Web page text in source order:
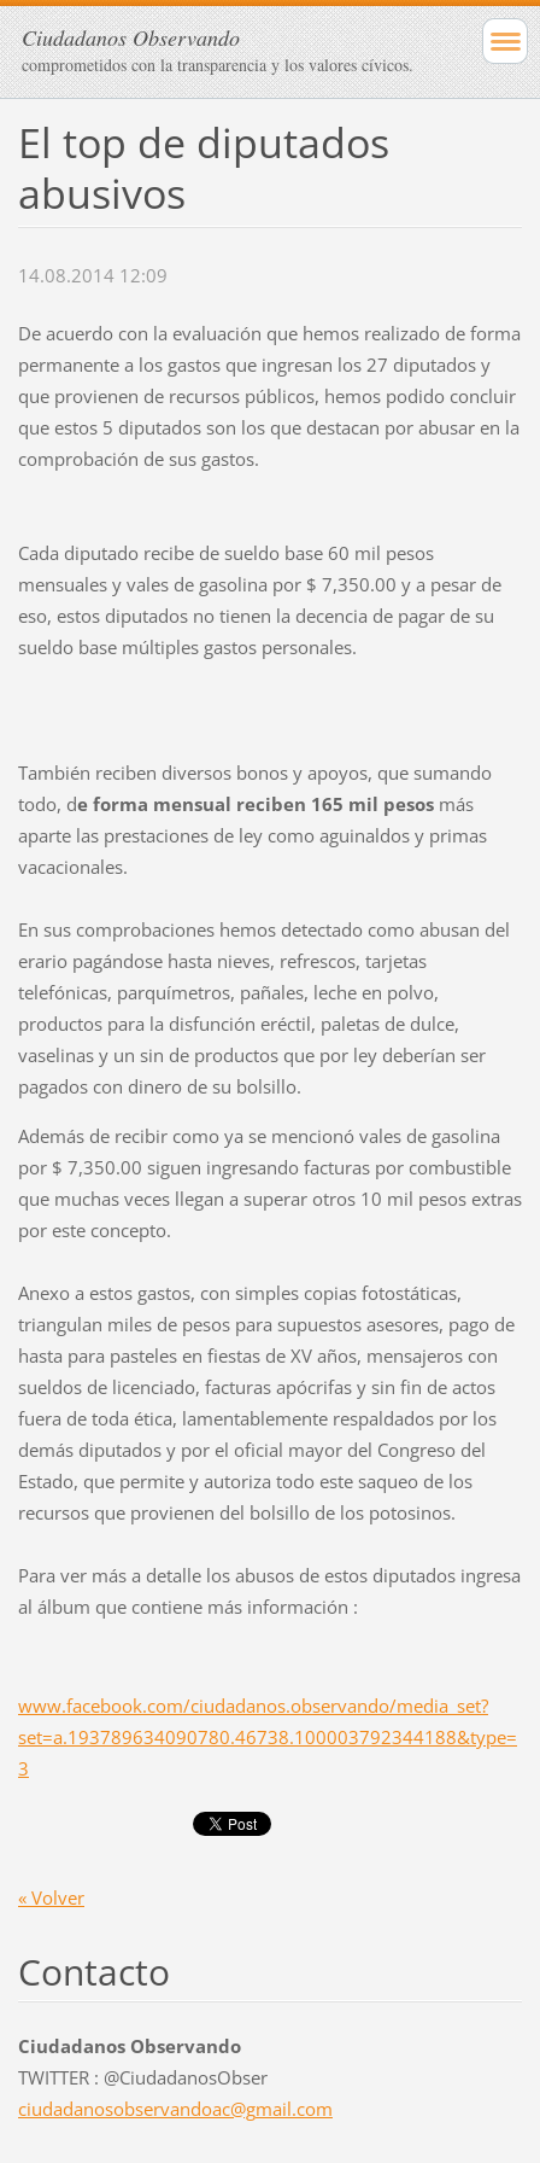
Ciudadanos Observando
comprometidos con la transparencia y los valores cívicos.
El top de diputados
abusivos
14.08.2014 12:09
De acuerdo con la evaluación que hemos realizado de forma
permanente a los gastos que ingresan los 27 diputados y
que provienen de recursos públicos, hemos podido concluir
que estos 5 diputados son los que destacan por abusar en la
comprobación de sus gastos.
Cada diputado recibe de sueldo base 60 mil pesos
mensuales y vales de gasolina por $ 7,350.00 y a pesar de
eso, estos diputados no tienen la decencia de pagar de su
sueldo base múltiples gastos personales.
También reciben diversos bonos y apoyos, que sumando
todo, de forma mensual reciben 165 mil pesosmás
aparte las prestaciones de ley como aguinaldos y primas
vacacionales.
En sus comprobaciones hemos detectado como abusan del
erario pagándose hasta nieves, refrescos, tarjetas
telefónicas, parquímetros, pañales, leche en polvo,
productos para la disfunción eréctil, paletas de dulce,
vaselinas y un sin de productos que por ley deberían ser
pagados con dinero de su bolsillo.
Además de recibir como ya se mencionó vales de gasolina
por $ 7,350.00 siguen ingresando facturas por combustible
que muchas veces llegan a superar otros 10 mil pesos extras
por este concepto.
Anexo a estos gastos, con simples copias fotostáticas,
triangulan miles de pesos para supuestos asesores, pago de
hasta para pasteles en fiestas de XV años, mensajeros con
sueldos de licenciado, facturas apócrifas y sin fin de actos
fuera de toda ética, lamentablemente respaldados por los
demás diputados y por el oficial mayor del Congreso del
Estado, que permite y autoriza todo este saqueo de los
recursos que provienen del bolsillo de los potosinos.
Para ver más a detalle los abusos de estos diputados ingresa
al álbum que contiene más información :
www.facebook.com/ciudadanos.observando/media_set?
set=a.193789634090780.46738.100003792344188&type=
3
« Volver
Contacto
Ciudadanos Observando
TWITTER : @CiudadanosObser
ciudadanosobservandoac@gmail.com